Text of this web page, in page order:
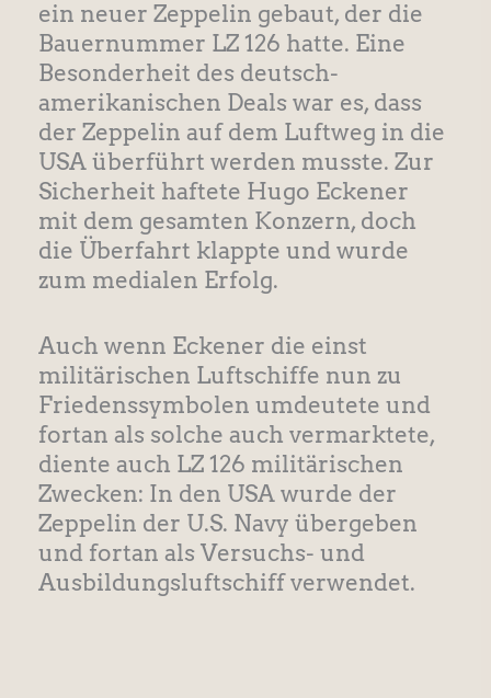
ein neuer Zeppelin gebaut, der die
Bauernummer LZ 126 hatte. Eine
Besonderheit des deutsch-
amerikanischen Deals war es, dass
der Zeppelin auf dem Luftweg in die
USA überführt werden musste. Zur
Sicherheit haftete Hugo Eckener
mit dem gesamten Konzern, doch
die Überfahrt klappte und wurde
zum medialen Erfolg.
Auch wenn Eckener die einst
militärischen Luftschiffe nun zu
Friedenssymbolen umdeutete und
fortan als solche auch vermarktete,
diente auch LZ 126 militärischen
Zwecken: In den USA wurde der
Zeppelin der U.S. Navy übergeben
und fortan als Versuchs- und
Ausbildungsluftschiff verwendet.